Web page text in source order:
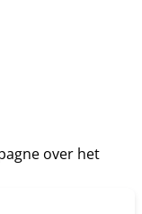
over het